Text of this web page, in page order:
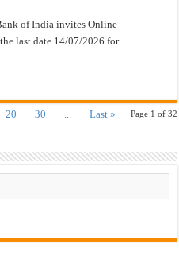
of India invites Online
last date 14/07/2026 for.....
Page 1 of 32
20 30 ... Last »